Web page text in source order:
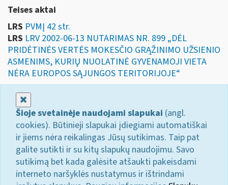
Teises aktai
LRS PVMĮ 42 str.
LRS LRV 2002-06-13 NUTARIMAS NR. 899 „DĖL
PRIDĖTINĖS VERTĖS MOKESČIO GRĄŽINIMO UŽSIENIO
ASMENIMS, KURIŲ NUOLATINĖ GYVENAMOJI VIETA
NĖRA EUROPOS SĄJUNGOS TERITORIJOJE“
Šioje svetainėje naudojami slapukai (angl.
cookies). Būtinieji slapukai įdiegiami automatiškai
ir jiems nėra reikalingas Jūsų sutikimas. Taip pat
galite sutikti ir su kitų slapukų naudojimu. Savo
sutikimą bet kada galėsite atšaukti pakeisdami
interneto naršyklės nustatymus ir ištrindami